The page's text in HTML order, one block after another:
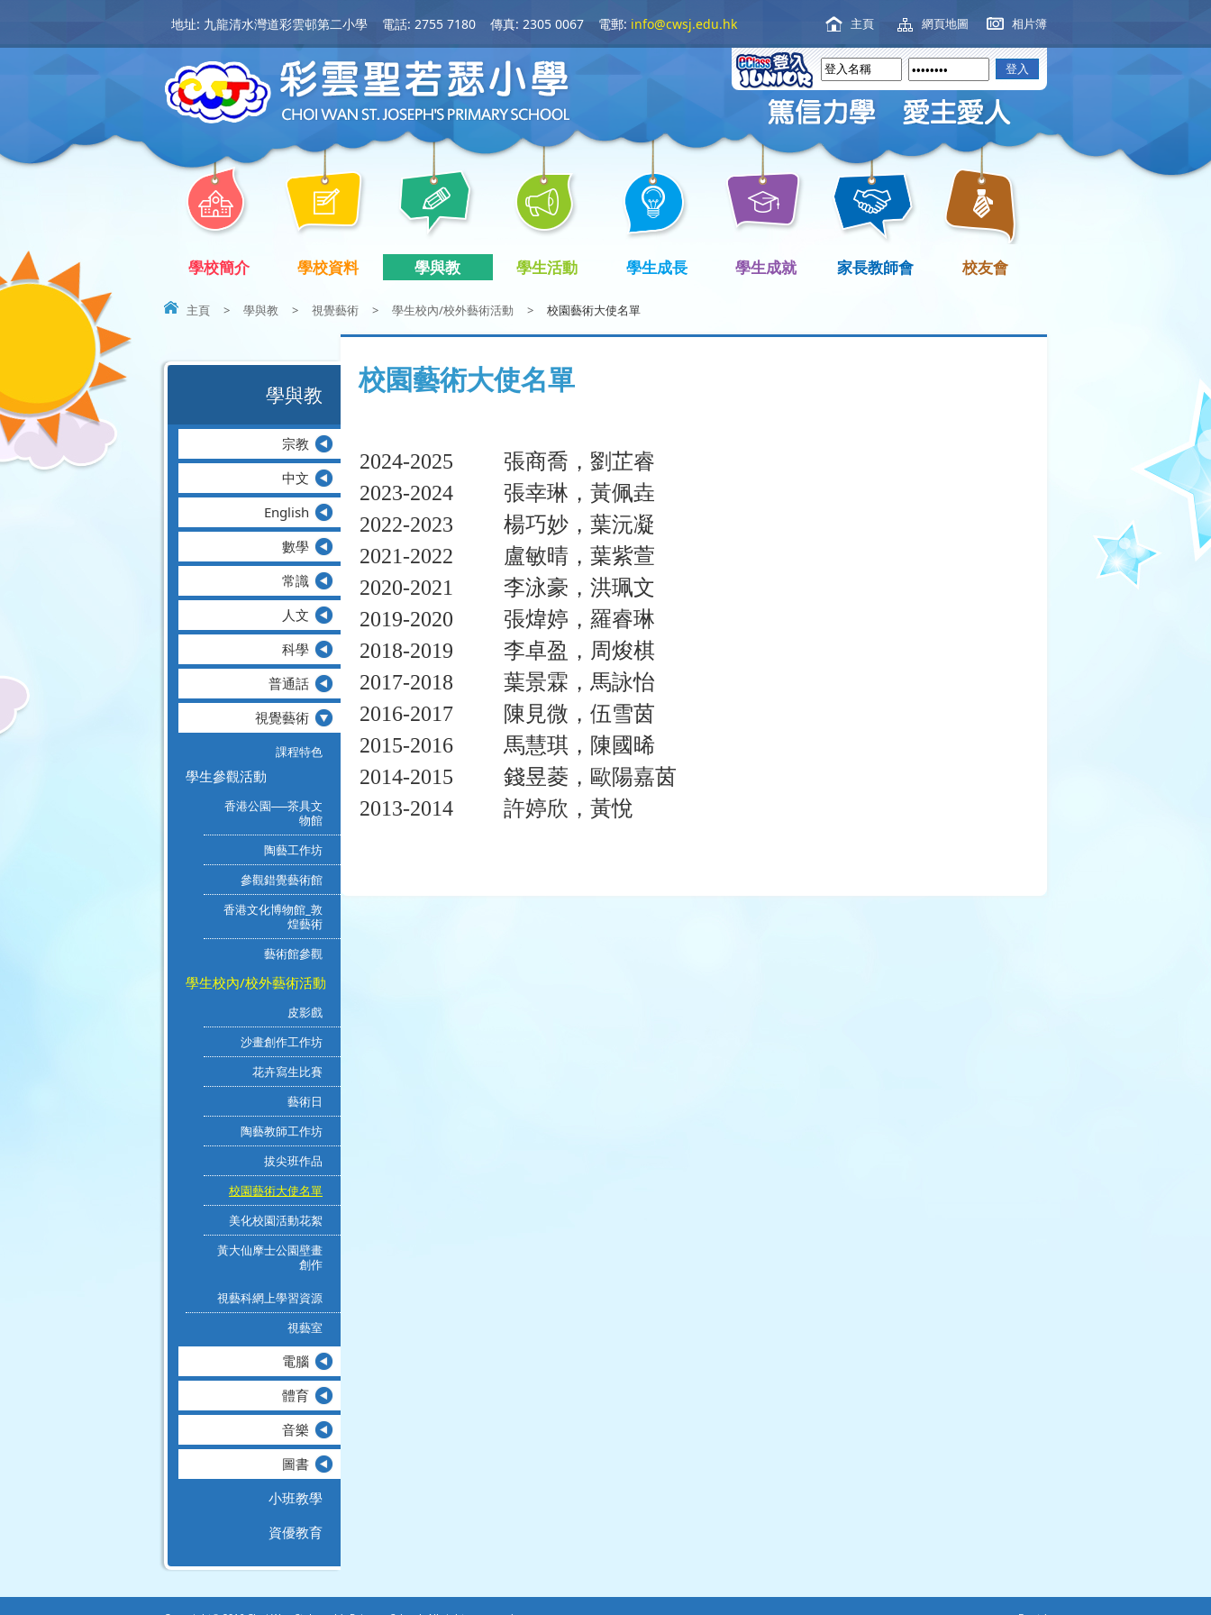
地址: 九龍清水灣道彩雲邨第二小學 電話: 2755 7180 傳真: 2305 0067 電郵: info@cwsj.edu.hk 主頁 網頁地圖 相片簿
學校簡介 學校資料 學與教 學生活動 學生成長 學生成就 家長教師會 校友會
主頁 > 學與教 > 視覺藝術 > 學生校內/校外藝術活動 > 校園藝術大使名單
校園藝術大使名單
2024-2025
張商喬，劉芷睿
2023-2024
張幸琳，黃佩垚
2022-2023
楊巧妙，葉沅凝
2021-2022
盧敏晴，葉紫萱
2020-2021
李泳豪，洪珮文
2019-2020
張煒婷，羅睿琳
2018-2019
李卓盈，周焌棋
2017-2018
葉景霖，馬詠怡
2016-2017
陳見微，伍雪茵
2015-2016
馬慧琪，陳國晞
2014-2015
錢昱菱，歐陽嘉茵
2013-2014
許婷欣，黃悅
學與教
宗教
中文
English
數學
常識
人文
科學
普通話
視覺藝術
課程特色
學生參觀活動
香港公園──茶具文
物館
陶藝工作坊
參觀錯覺藝術館
香港文化博物館_敦
煌藝術
藝術館參觀
學生校內/校外藝術活動
皮影戲
沙畫創作工作坊
花卉寫生比賽
藝術日
陶藝教師工作坊
拔尖班作品
校園藝術大使名單
美化校園活動花絮
黃大仙摩士公園壁畫
創作
視藝科網上學習資源
視藝室
電腦
體育
音樂
圖書
小班教學
資優教育